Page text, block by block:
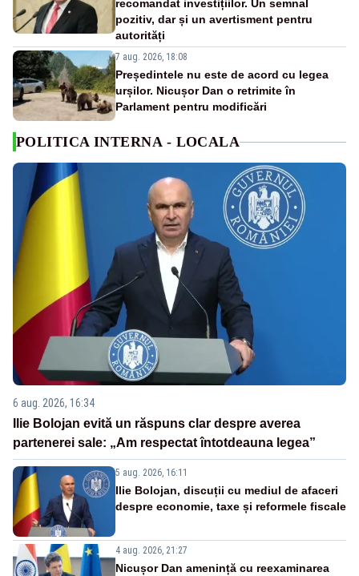
recomandat investițiilor. Un semnal
pozitiv, dar și un avertisment pentru
autorități
7 aug. 2026, 18:08
Președintele nu este de acord cu legea
urșilor. Nicușor Dan o retrimite în
Parlament pentru modificări
POLITICA INTERNA - LOCALA
6 aug. 2026, 16:34
Ilie Bolojan evită un răspuns clar despre averea
partenerei sale: „Am respectat întotdeauna legea”
5 aug. 2026, 16:11
Ilie Bolojan, discuții cu mediul de afaceri
despre economie, taxe și reformele fiscale
4 aug. 2026, 21:27
Nicușor Dan amenință cu reexaminarea